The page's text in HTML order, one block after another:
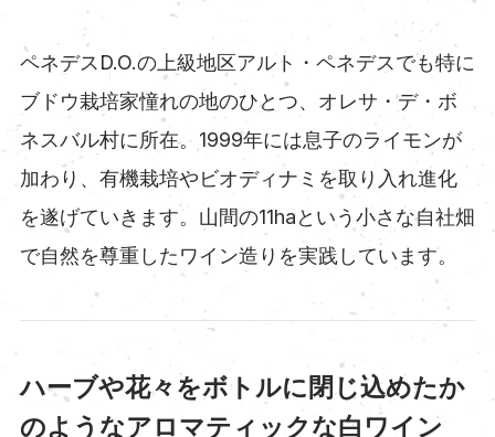
ペネデスD.O.の上級地区アルト・ペネデスでも特に
ブドウ栽培家憧れの地のひとつ、オレサ・デ・ボ
ネスバル村に所在。1999年には息子のライモンが
加わり、有機栽培やビオディナミを取り入れ進化
を遂げていきます。山間の11haという小さな自社畑
で自然を尊重したワイン造りを実践しています。
ハーブや花々をボトルに閉じ込めたか
のようなアロマティックな白ワイン